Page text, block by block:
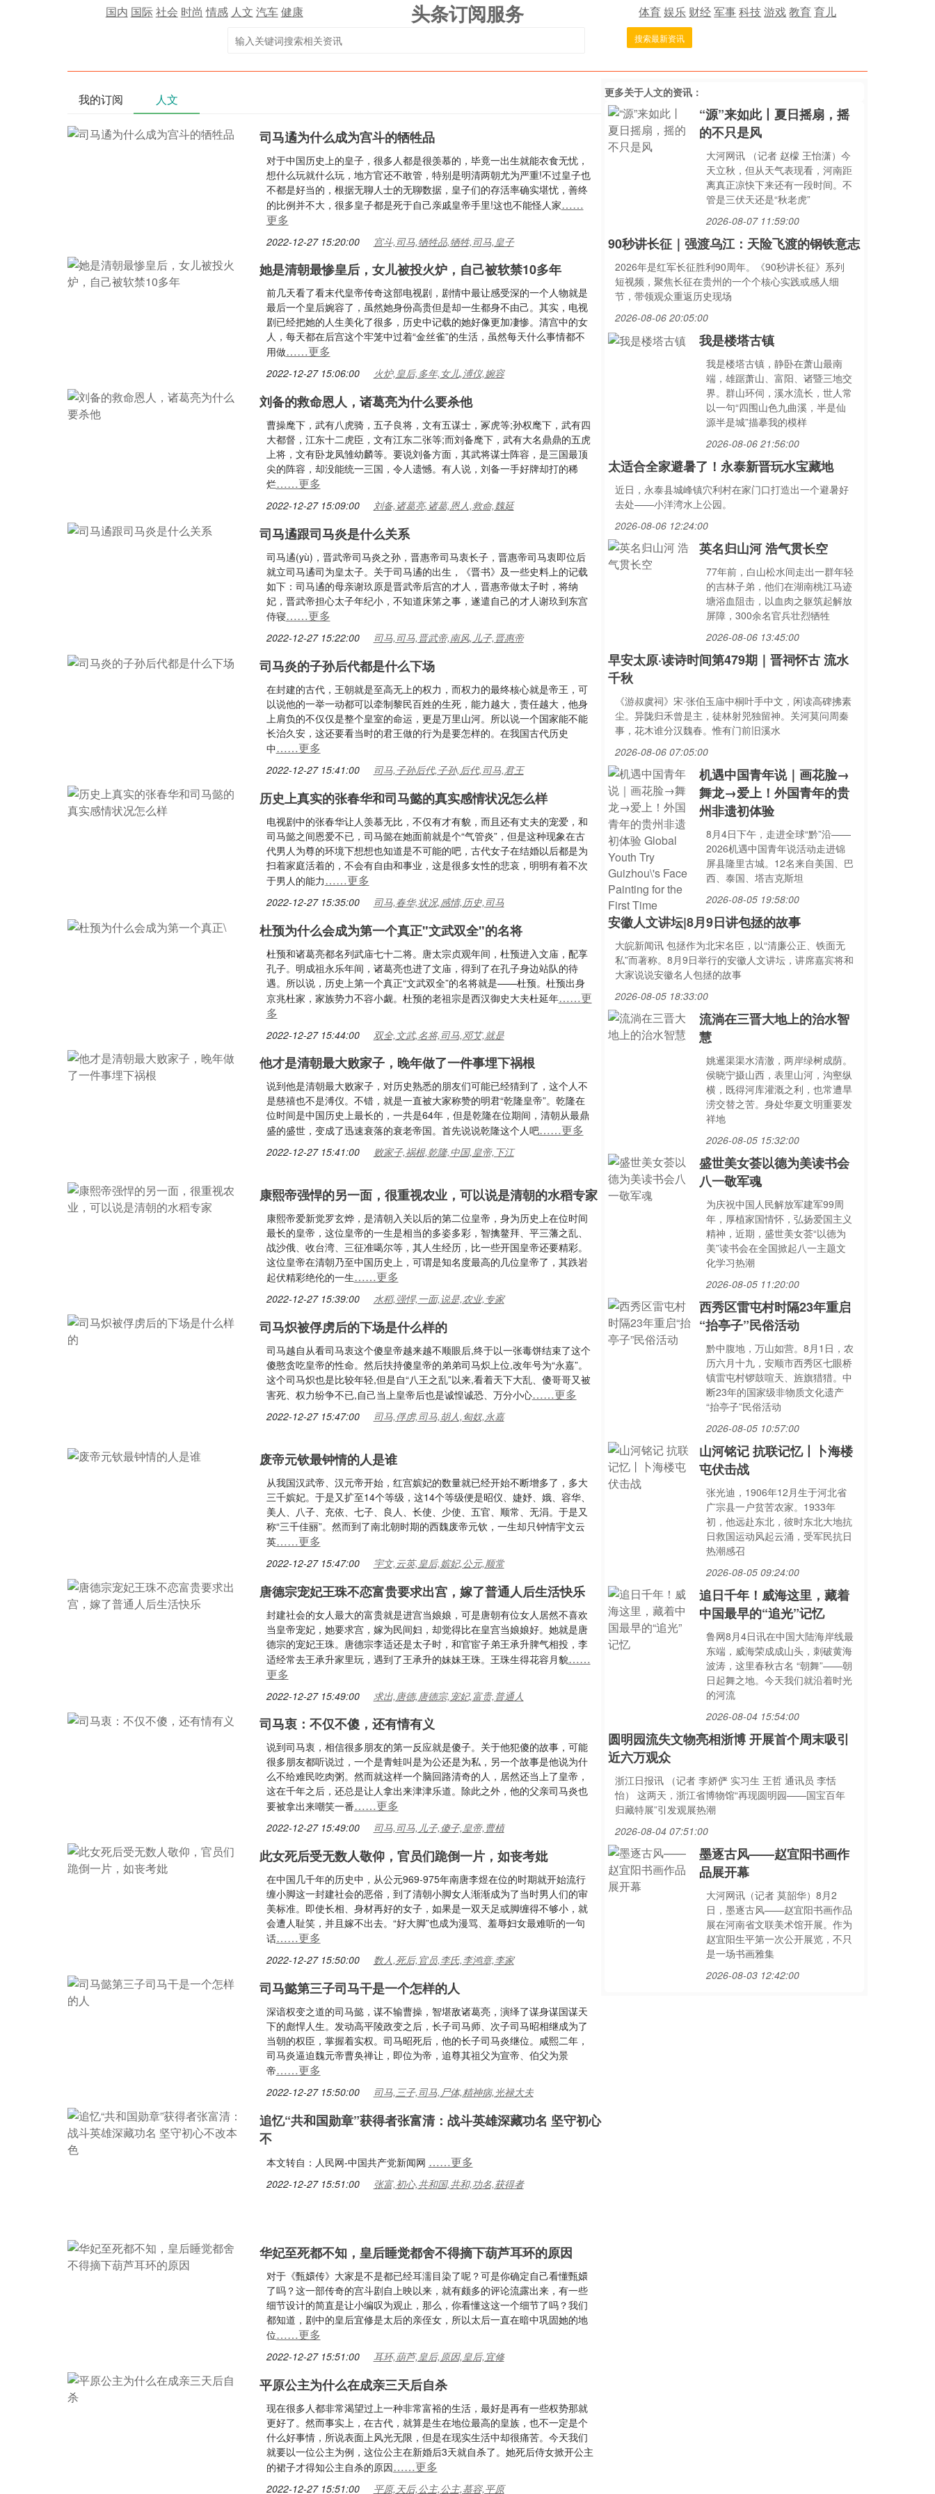
国内 国际社会 时尚 情感 人文 汽车健康 头条订阅服务 体育娱乐 财经军事科技游戏教育育儿
搜索最新资讯
我的订阅 人文
司马遹为什么成为宫斗的牺牲品
对于中国历史上的皇子，很多人都是很羡慕的，毕竟一出生就能衣食无忧，
想什么玩就什么玩，地方官还不敢管，特别是明清两朝尤为严重!不过皇子也
不都是好当的，根据无聊人士的无聊数据，皇子们的存活率确实堪忧，善终
的比例并不大，很多皇子都是死于自己亲戚皇帝手里!这也不能怪人家……
更多
2022-12-27 15:20:00 宫斗,司马,牺牲品,牺牲,司马,皇子
她是清朝最惨皇后，女儿被投火炉，自己被软禁10多年
前几天看了看末代皇帝传奇这部电视剧，剧情中最让感受深的一个人物就是
最后一个皇后婉容了，虽然她身份高贵但是却一生都身不由己。其实，电视
剧已经把她的人生美化了很多，历史中记载的她好像更加凄惨。清宫中的女
人，每天都在后宫这个牢笼中过着“金丝雀”的生活，虽然每天什么事情都不
用做……更多
2022-12-27 15:06:00 火炉,皇后,多年,女儿,溥仪,婉容
刘备的救命恩人，诸葛亮为什么要杀他
曹操麾下，武有八虎骑，五子良将，文有五谋士，冢虎等;孙权麾下，武有四
大都督，江东十二虎臣，文有江东二张等;而刘备麾下，武有大名鼎鼎的五虎
上将，文有卧龙凤雏幼麟等。要说刘备方面，其武将谋士阵容，是三国最顶
尖的阵容，却没能统一三国，令人遗憾。有人说，刘备一手好牌却打的稀
烂……更多
2022-12-27 15:09:00 刘备,诸葛亮,诸葛,恩人,救命,魏延
司马遹跟司马炎是什么关系
司马遹(yù)，晋武帝司马炎之孙，晋惠帝司马衷长子，晋惠帝司马衷即位后
就立司马遹司为皇太子。关于司马遹的出生，《晋书》及一些史料上的记载
如下：司马遹的母亲谢玖原是晋武帝后宫的才人，晋惠帝做太子时，将纳
妃，晋武帝担心太子年纪小，不知道床笫之事，遂遣自己的才人谢玖到东宫
侍寝……更多
2022-12-27 15:22:00 司马,司马,晋武帝,南风,儿子,晋惠帝
司马炎的子孙后代都是什么下场
在封建的古代，王朝就是至高无上的权力，而权力的最终核心就是帝王，可
以说他的一举一动都可以牵制黎民百姓的生死，能力越大，责任越大，他身
上肩负的不仅仅是整个皇室的命运，更是万里山河。所以说一个国家能不能
长治久安，这还要看当时的君王做的行为是要怎样的。在我国古代历史
中……更多
2022-12-27 15:41:00 司马,子孙后代,子孙,后代,司马,君王
历史上真实的张春华和司马懿的真实感情状况怎么样
电视剧中的张春华让人羡慕无比，不仅有才有貌，而且还有丈夫的宠爱，和
司马懿之间恩爱不已，司马懿在她面前就是个“气管炎”，但是这种现象在古
代男人为尊的环境下想想也知道是不可能的吧，古代女子在结婚以后都是为
扫着家庭活着的，不会有自由和事业，这是很多女性的悲哀，明明有着不次
于男人的能力……更多
2022-12-27 15:35:00 司马,春华,状况,感情,历史,司马
杜预为什么会成为第一个真正"文武双全"的名将
杜预和诸葛亮都名列武庙七十二将。唐太宗贞观年间，杜预进入文庙，配享
孔子。明成祖永乐年间，诸葛亮也进了文庙，得到了在孔子身边站队的待
遇。所以说，历史上第一个真正“文武双全”的名将就是——杜预。杜预出身
京兆杜家，家族势力不容小觑。杜预的老祖宗是西汉御史大夫杜延年……更
多
2022-12-27 15:44:00 双全,文武,名将,司马,邓艾,就是
他才是清朝最大败家子，晚年做了一件事埋下祸根
说到他是清朝最大败家子，对历史熟悉的朋友们可能已经猜到了，这个人不
是慈禧也不是溥仪。不错，就是一直被大家称赞的明君“乾隆皇帝”。乾隆在
位时间是中国历史上最长的，一共是64年，但是乾隆在位期间，清朝从最鼎
盛的盛世，变成了迅速衰落的衰老帝国。首先说说乾隆这个人吧……更多
2022-12-27 15:41:00 败家子,祸根,乾隆,中国,皇帝,下江
康熙帝强悍的另一面，很重视农业，可以说是清朝的水稻专家
康熙帝爱新觉罗玄烨，是清朝入关以后的第二位皇帝，身为历史上在位时间
最长的皇帝，这位皇帝的一生是相当的多姿多彩，智擒鳌拜、平三藩之乱、
战沙俄、收台湾、三征准噶尔等，其人生经历，比一些开国皇帝还要精彩。
这位皇帝在清朝乃至中国历史上，可谓是知名度最高的几位皇帝了，其跌岩
起伏精彩绝伦的一生……更多
2022-12-27 15:39:00 水稻,强悍,一面,说是,农业,专家
司马炽被俘虏后的下场是什么样的
司马越自从看司马衷这个傻皇帝越来越不顺眼后,终于以一张毒饼结束了这个
傻憨贪吃皇帝的性命。然后扶持傻皇帝的弟弟司马炽上位,改年号为“永嘉”。
这个司马炽也是比较年轻,但是自“八王之乱”以来,看着天下大乱、傻哥哥又被
害死、权力纷争不已,自己当上皇帝后也是诚惶诚恐、万分小心……更多
2022-12-27 15:47:00 司马,俘虏,司马,胡人,匈奴,永嘉
废帝元钦最钟情的人是谁
从我国汉武帝、汉元帝开始，红宫嫔妃的数量就已经开始不断增多了，多大
三千嫔妃。于是又扩至14个等级，这14个等级便是昭仪、婕妤、娥、容华、
美人、八子、充依、七子、良人、长使、少使、五官、顺常、无涓。于是又
称“三千佳丽”。然而到了南北朝时期的西魏废帝元钦，一生却只钟情宇文云
英……更多
2022-12-27 15:47:00 宇文,云英,皇后,嫔妃,公元,顺常
唐德宗宠妃王珠不恋富贵要求出宫，嫁了普通人后生活快乐
封建社会的女人最大的富贵就是进宫当娘娘，可是唐朝有位女人居然不喜欢
当皇帝宠妃，她要求宫，嫁为民间妇，却觉得比在皇宫当娘娘好。她就是唐
德宗的宠妃王珠。唐德宗李适还是太子时，和官宦子弟王承升脾气相投，李
适经常去王承升家里玩，遇到了王承升的妹妹王珠。王珠生得花容月貌……
更多
2022-12-27 15:49:00 求出,唐德,唐德宗,宠妃,富贵,普通人
司马衷：不仅不傻，还有情有义
说到司马衷，相信很多朋友的第一反应就是傻子。关于他犯傻的故事，可能
很多朋友都听说过，一个是青蛙叫是为公还是为私，另一个故事是他说为什
么不给难民吃肉粥。然而就这样一个脑回路清奇的人，居然还当上了皇帝，
这在千年之后，还总是让人拿出来津津乐道。除此之外，他的父亲司马炎也
要被拿出来嘲笑一番……更多
2022-12-27 15:49:00 司马,司马,儿子,傻子,皇帝,曹植
此女死后受无数人敬仰，官员们跪倒一片，如丧考妣
在中国几千年的历史中，从公元969-975年南唐李煜在位的时期就开始流行
缠小脚这一封建社会的恶俗，到了清朝小脚女人渐渐成为了当时男人们的审
美标准。即使长相、身材再好的女子，如果是一双天足或脚缠得不够小，就
会遭人耻笑，并且嫁不出去。“好大脚”也成为漫骂、羞辱妇女最难听的一句
话……更多
2022-12-27 15:50:00 数人,死后,官员,李氏,李鸿章,李家
司马懿第三子司马干是一个怎样的人
深谙权变之道的司马懿，谋不输曹操，智堪敌诸葛亮，演绎了谋身谋国谋天
下的彪悍人生。发动高平陵政变之后，长子司马师、次子司马昭相继成为了
当朝的权臣，掌握着实权。司马昭死后，他的长子司马炎继位。咸熙二年，
司马炎逼迫魏元帝曹奂禅让，即位为帝，追尊其祖父为宣帝、伯父为景
帝……更多
2022-12-27 15:50:00 司马,三子,司马,尸体,精神病,光禄大夫
追忆“共和国勋章”获得者张富清：战斗英雄深藏功名 坚守初心
不
本文转自：人民网-中国共产党新闻网 ……更多
2022-12-27 15:51:00 张富,初心,共和国,共和,功名,获得者
华妃至死都不知，皇后睡觉都舍不得摘下葫芦耳环的原因
对于《甄嬛传》大家是不是都已经耳濡目染了呢？可是你确定自己看懂甄嬛
了吗？这一部传奇的宫斗剧自上映以来，就有颇多的评论流露出来，有一些
细节设计的简直是让小编叹为观止，那么，你看懂这这一个细节了吗？我们
都知道，剧中的皇后宜修是太后的亲侄女，所以太后一直在暗中巩固她的地
位……更多
2022-12-27 15:51:00 耳环,葫芦,皇后,原因,皇后,宜修
平原公主为什么在成亲三天后自杀
现在很多人都非常渴望过上一种非常富裕的生活，最好是再有一些权势那就
更好了。然而事实上，在古代，就算是生在地位最高的皇族，也不一定是个
什么好事情，所说表面上风光无限，但是在现实生活中却很痛苦。今天我们
就要以一位公主为例，这位公主在新婚后3天就自杀了。她死后侍女掀开公主
的裙子才得知公主自杀的原因……更多
2022-12-27 15:51:00 平原,天后,公主,公主,慕容,平原
更多关于人文的资讯：
“源”来如此丨夏日摇扇，摇
的不只是风
大河网讯 （记者 赵檬 王怡潇）今
天立秋，但从天气表现看，河南距
离真正凉快下来还有一段时间。不
管是三伏天还是“秋老虎”
2026-08-07 11:59:00
90秒讲长征｜强渡乌江：天险飞渡的钢铁意志
2026年是红军长征胜利90周年。《90秒讲长征》系列
短视频，聚焦长征在贵州的一个个核心实践或感人细
节，带领观众重返历史现场
2026-08-06 20:05:00
我是楼塔古镇
我是楼塔古镇，静卧在萧山最南
端，雄踞萧山、富阳、诸暨三地交
界。群山环伺，溪水流长，世人常
以一句“四围山色九曲溪，半是仙
源半是城”描摹我的模样
2026-08-06 21:56:00
太适合全家避暑了！永泰新晋玩水宝藏地
近日，永泰县城峰镇穴利村在家门口打造出一个避暑好
去处——小洋湾水上公园。
2026-08-06 12:24:00
英名归山河 浩气贯长空
77年前，白山松水间走出一群年轻
的吉林子弟，他们在湖南桃江马迹
塘浴血阻击，以血肉之躯筑起解放
屏障，300余名官兵壮烈牺牲
2026-08-06 13:45:00
早安太原·读诗时间第479期｜晋祠怀古 流水
千秋
《游叔虞祠》宋·张伯玉庙中桐叶手中文，闲读高碑拂素
尘。异陇归禾曾是主，徒林射兕独留神。关河莫问周秦
事，花木谁分汉魏春。惟有门前旧溪水
2026-08-06 07:05:00
机遇中国青年说｜画花脸→
舞龙→爱上！外国青年的贵
州非遗初体验
8月4日下午，走进全球“黔”沿——
2026机遇中国青年说活动走进锦
屏县隆里古城。12名来自美国、巴
西、泰国、塔吉克斯坦
2026-08-05 19:58:00
安徽人文讲坛|8月9日讲包拯的故事
大皖新闻讯 包拯作为北宋名臣，以“清廉公正、铁面无
私”而著称。8月9日举行的安徽人文讲坛，讲席嘉宾将和
大家说说安徽名人包拯的故事
2026-08-05 18:33:00
流淌在三晋大地上的治水智
慧
姚暹渠渠水清澈，两岸绿树成荫。
侯晓宁摄山西，表里山河，沟壑纵
横，既得河库灌溉之利，也常遭旱
涝交替之苦。身处华夏文明重要发
祥地
2026-08-05 15:32:00
盛世美女荟以德为美读书会
八一敬军魂
为庆祝中国人民解放军建军99周
年，厚植家国情怀，弘扬爱国主义
精神，近期，盛世美女荟“以德为
美”读书会在全国掀起八一主题文
化学习热潮
2026-08-05 11:20:00
西秀区雷屯村时隔23年重启
“抬亭子”民俗活动
黔中腹地，万山如营。8月1日，农
历六月十九，安顺市西秀区七眼桥
镇雷屯村锣鼓喧天、旌旗猎猎。中
断23年的国家级非物质文化遗产
“抬亭子”民俗活动
2026-08-05 10:57:00
山河铭记 抗联记忆丨卜海楼
屯伏击战
张光迪，1906年12月生于河北省
广宗县一户贫苦农家。1933年
初，他远赴东北，彼时东北大地抗
日救国运动风起云涌，受军民抗日
热潮感召
2026-08-05 09:24:00
追日千年！威海这里，藏着
中国最早的“追光”记忆
鲁网8月4日讯在中国大陆海岸线最
东端，威海荣成成山头，刺破黄海
波涛，这里春秋古名 “朝舞”——朝
日起舞之地。今天我们就沿着时光
的河流
2026-08-04 15:54:00
圆明园流失文物亮相浙博 开展首个周末吸引
近六万观众
浙江日报讯 （记者 李娇俨 实习生 王哲 通讯员 李恬
怡） 这两天，浙江省博物馆“再现圆明园——国宝百年
归藏特展”引发观展热潮
2026-08-04 07:51:00
墨逐古风——赵宜阳书画作
品展开幕
大河网讯（记者 莫韶华）8月2
日，墨逐古风——赵宜阳书画作品
展在河南省文联美术馆开展。作为
赵宜阳生平第一次公开展览，不只
是一场书画雅集
2026-08-03 12:42:00